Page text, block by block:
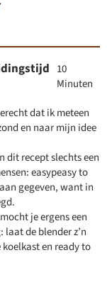
10
Minuten
dat ik meteen
en naar mijn idee
dit recept slechts een
easypeasy to
gegeven, want in
je ergens een
de blender z’n
en ready to